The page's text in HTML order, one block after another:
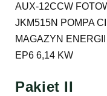
AUX-12CCW
JKM515N POMPA
MAGAZYN
EP6 6,14 KW
Pakiet II